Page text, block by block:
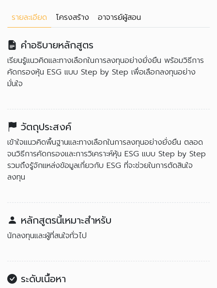
รายละเอียด โครงสร้าง อาจารย์ผู้สอน
คำอธิบายหลักสูตร
เรียนรู้แนวคิดและทางเลือกในการลงทุนอย่างยั่งยืน พร้อมวิธีการ
คัดกรองหุ้น ESG แบบ Step by Step เพื่อเลือกลงทุนอย่าง
มั่นใจ
วัตถุประสงค์
เข้าใจแนวคิดพื้นฐานและทางเลือกในการลงทุนอย่างยั่งยืน ตลอด
จนวิธีการคัดกรองและการวิเคราะห์หุ้น ESG แบบ Step by Step
รวมถึงรู้จักแหล่งข้อมูลเกี่ยวกับ ESG ที่จะช่วยในการตัดสินใจ
ลงทุน
หลักสูตรนี้เหมาะสำหรับ
นักลงทุนและผู้ที่สนใจทั่วไป
ระดับเนื้อหา